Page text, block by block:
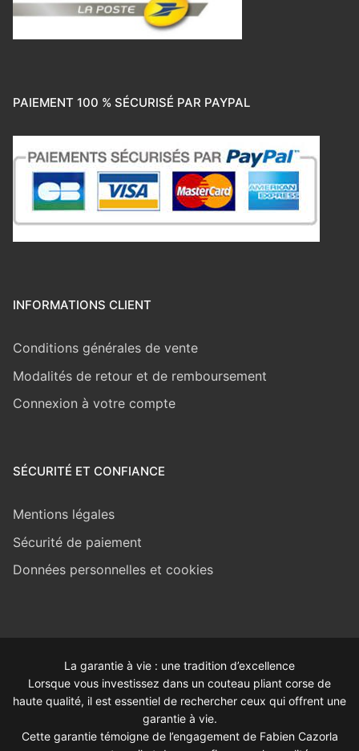
PAIEMENT 100 % SÉCURISÉ PAR PAYPAL
INFORMATIONS CLIENT
Conditions générales de vente
Modalités de retour et de remboursement
Connexion à votre compte
SÉCURITÉ ET CONFIANCE
Mentions légales
Sécurité de paiement
Données personnelles et cookies
La garantie à vie : une tradition d’excellence
Lorsque vous investissez dans un couteau pliant corse de
haute qualité, il est essentiel de rechercher ceux qui offrent une
garantie à vie.
Cette garantie témoigne de l’engagement de Fabien Cazorla